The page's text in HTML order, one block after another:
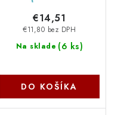
Na sklade (6 ks)
€11,80 bez DPH
€14,51
DO KOŠÍKA